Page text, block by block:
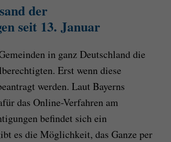
der
seit 13. Januar
in ganz Deutschland die
Erst wenn diese
werden. Laut Bayerns
das Online-Verfahren am
befindet sich ein
es die Möglichkeit, das Ganze per